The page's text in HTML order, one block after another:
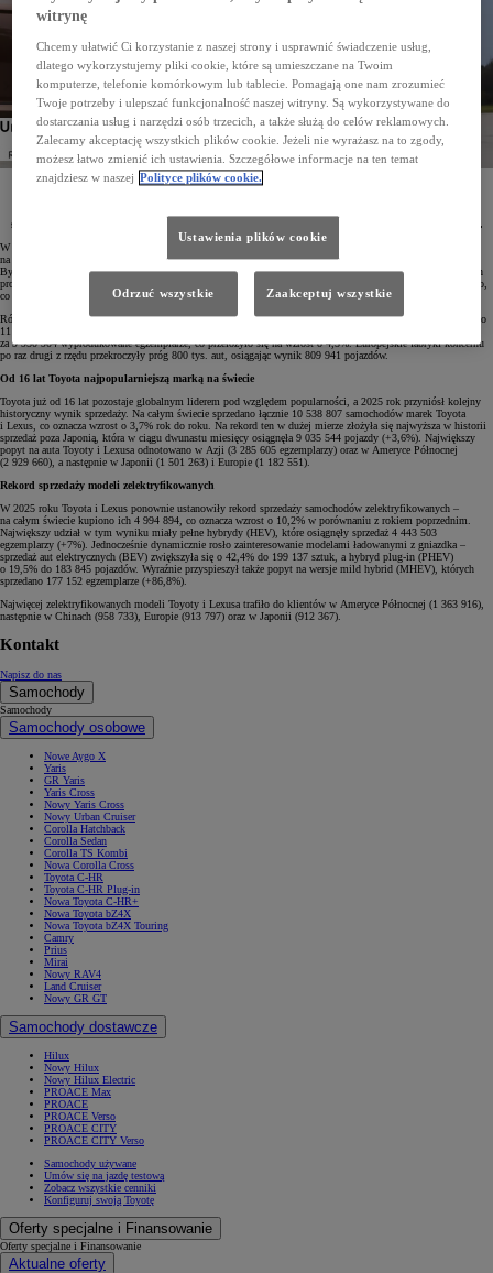
Toyota Motor Corporation wyprodukowała w 2025 roku 11 221 960 pojazdów, a łączna globalna
samochodów na świecie, a po raz 16. z kolei jest najpopularniejszą marką motoryzacyjną globalnie.
W 2025 roku Toyota Motor Corporation (TMC) ponownie potwierdziła swoją dominującą pozycję
na światowym rynku motoryzacyjnym, zarówno produkując, jak i sprzedając ponad 11 milionów pojazdów.
Był to już szósty kolejny rok, w którym koncern osiągnął najwyższy wolumen sprzedaży spośród wszystkich
producentów samochodów. Łącznie do klientów trafiło 11 322 575 aut marek Toyota, Lexus, Daihatsu i Hino,
co oznacza wzrost o 4,6% w porównaniu z rokiem poprzednim.
Również skala produkcji znalazła się na bardzo wysokim poziomie – zakłady TMC na całym świecie opuściło
11 221 960 pojazdów, czyli o 5,7% więcej niż rok wcześniej. Same marki Toyota i Lexus odpowiadały
za 9 950 904 wyprodukowane egzemplarze, co przełożyło się na wzrost o 4,5%. Europejskie fabryki koncernu
po raz drugi z rzędu przekroczyły próg 800 tys. aut, osiągając wynik 809 941 pojazdów.
Od 16 lat Toyota najpopularniejszą marką na świecie
Toyota już od 16 lat pozostaje globalnym liderem pod względem popularności, a 2025 rok przyniósł kolejny
historyczny wynik sprzedaży. Na całym świecie sprzedano łącznie 10 538 807 samochodów marek Toyota
i Lexus, co oznacza wzrost o 3,7% rok do roku. Na rekord ten w dużej mierze złożyła się najwyższa w historii
sprzedaż poza Japonią, która w ciągu dwunastu miesięcy osiągnęła 9 035 544 pojazdy (+3,6%). Największy
popyt na auta Toyoty i Lexusa odnotowano w Azji (3 285 605 egzemplarzy) oraz w Ameryce Północnej
(2 929 660), a następnie w Japonii (1 501 263) i Europie (1 182 551).
Rekord sprzedaży modeli zelektryfikowanych
W 2025 roku Toyota i Lexus ponownie ustanowiły rekord sprzedaży samochodów zelektryfikowanych –
na całym świecie kupiono ich 4 994 894, co oznacza wzrost o 10,2% w porównaniu z rokiem poprzednim.
Największy udział w tym wyniku miały pełne hybrydy (HEV), które osiągnęły sprzedaż 4 443 503
egzemplarzy (+7%). Jednocześnie dynamicznie rosło zainteresowanie modelami ładowanymi z gniazdka –
sprzedaż aut elektrycznych (BEV) zwiększyła się o 42,4% do 199 137 sztuk, a hybryd plug-in (PHEV)
o 19,5% do 183 845 pojazdów. Wyraźnie przyspieszył także popyt na wersje mild hybrid (MHEV), których
sprzedano 177 152 egzemplarze (+86,8%).
Najwięcej zelektryfikowanych modeli Toyoty i Lexusa trafiło do klientów w Ameryce Północnej (1 363 916),
następnie w Chinach (958 733), Europie (913 797) oraz w Japonii (912 367).
Kontakt
Napisz do nas
Samochody
Samochody
Samochody osobowe
Nowe Aygo X
Yaris
GR Yaris
Yaris Cross
Nowy Yaris Cross
Nowy Urban Cruiser
Corolla Hatchback
Corolla Sedan
Corolla TS Kombi
Nowa Corolla Cross
Toyota C-HR
Toyota C-HR Plug-in
Nowa Toyota C-HR+
Nowa Toyota bZ4X
Nowa Toyota bZ4X Touring
Camry
Prius
Mirai
Nowy RAV4
Land Cruiser
Nowy GR GT
Samochody dostawcze
Hilux
Nowy Hilux
Nowy Hilux Electric
PROACE Max
PROACE
PROACE Verso
PROACE CITY
PROACE CITY Verso
Samochody używane
Umów się na jazdę testową
Zobacz wszystkie cenniki
Konfiguruj swoją Toyotę
Oferty specjalne i Finansowanie
Oferty specjalne i Finansowanie
Aktualne oferty
witrynę
Chcemy ułatwić Ci korzystanie z naszej strony i usprawnić świadczenie usług,
dlatego wykorzystujemy pliki cookie, które są umieszczane na Twoim
komputerze, telefonie komórkowym lub tablecie. Pomagają one nam zrozumieć
Twoje potrzeby i ulepszać funkcjonalność naszej witryny. Są wykorzystywane do
dostarczania usług i narzędzi osób trzecich, a także służą do celów reklamowych.
Zalecamy akceptację wszystkich plików cookie. Jeżeli nie wyrażasz na to zgody,
możesz łatwo zmienić ich ustawienia. Szczegółowe informacje na ten temat
znajdziesz w naszej Polityce plików cookie.
Ustawienia plików cookie
Odrzuć wszystkie Zaakceptuj wszystkie